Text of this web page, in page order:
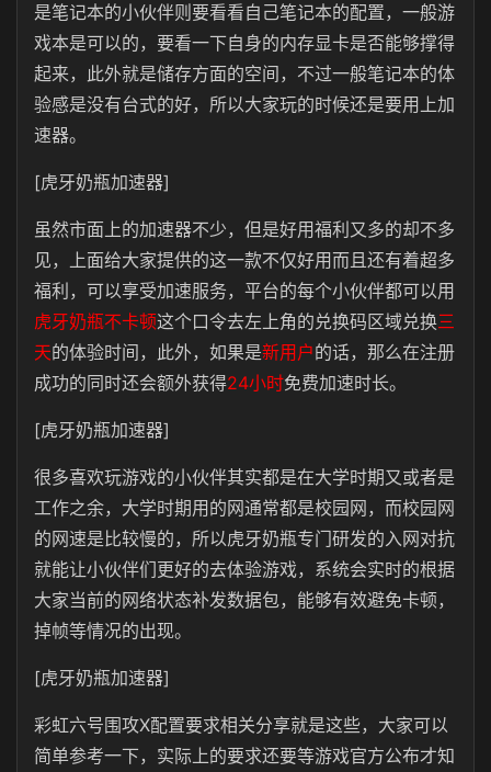
是笔记本的小伙伴则要看看自己笔记本的配置，一般游
戏本是可以的，要看一下自身的内存显卡是否能够撑得
起来，此外就是储存方面的空间，不过一般笔记本的体
验感是没有台式的好，所以大家玩的时候还是要用上加
速器。
[虎牙奶瓶加速器]
虽然市面上的加速器不少，但是好用福利又多的却不多
见，上面给大家提供的这一款不仅好用而且还有着超多
福利，可以享受加速服务，平台的每个小伙伴都可以用
虎牙奶瓶不卡顿这个口令去左上角的兑换码区域兑换三
天的体验时间，此外，如果是新用户的话，那么在注册
成功的同时还会额外获得24小时免费加速时长。
[虎牙奶瓶加速器]
很多喜欢玩游戏的小伙伴其实都是在大学时期又或者是
工作之余，大学时期用的网通常都是校园网，而校园网
的网速是比较慢的，所以虎牙奶瓶专门研发的入网对抗
就能让小伙伴们更好的去体验游戏，系统会实时的根据
大家当前的网络状态补发数据包，能够有效避免卡顿，
掉帧等情况的出现。
[虎牙奶瓶加速器]
彩虹六号围攻X配置要求相关分享就是这些，大家可以
简单参考一下，实际上的要求还要等游戏官方公布才知